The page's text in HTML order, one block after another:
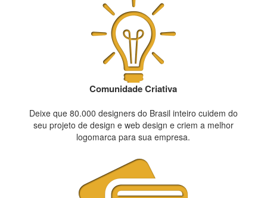
Comunidade Criativa
Deixe que 80.000 designers do Brasil inteiro cuidem do
seu projeto de design e web design e criem a melhor
logomarca para sua empresa.